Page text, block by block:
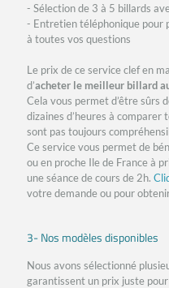
- Sélection de 3 à 5 billards
- Entretien téléphonique pour
à toutes vos questions
Le prix de ce service clef en
d’acheter le meilleur billard
Cela vous permet d’être sûrs
dizaines d’heures à
sont pas toujours
Ce service vous permet de
ou en proche Ile de France à
une séance de cours de 2h.
votre demande ou pour
3- Nos modèles disponibles
Nous avons sélectionné
garantissent un prix juste